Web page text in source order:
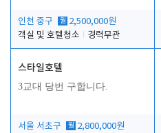
인천 중구 월 2,500,000원
객실 및 호텔청소
경력무관
스타일호텔
3교대 당번 구합니다.
서울 서초구 월 2,800,000원